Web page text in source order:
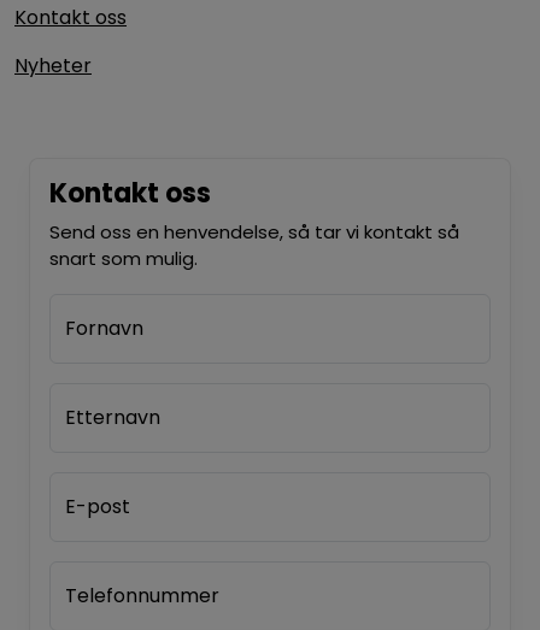
Kontakt oss
Nyheter
Kontakt oss
Send oss en henvendelse, så tar vi kontakt så
snart som mulig.
Fornavn
Etternavn
E-post
Telefonnummer